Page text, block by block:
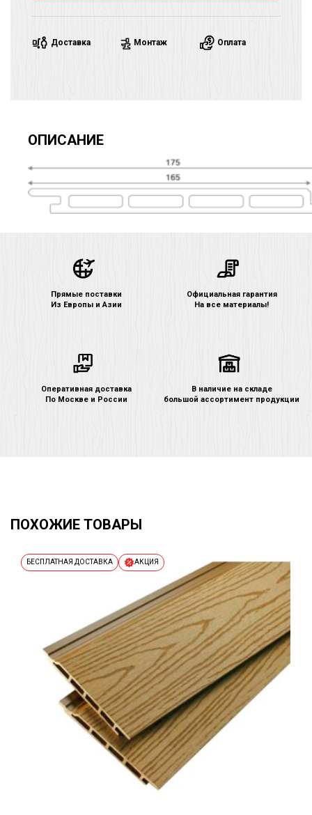
Доставка Монтаж Оплата
ОПИСАНИЕ
Прямые поставки
Из Европы и Азии
Официальная гарантия
На все материалы!
Оперативная доставка
По Москве и России
В наличие на складе
большой ассортимент продукции
ПОХОЖИЕ ТОВАРЫ
БЕСПЛАТНАЯ ДОСТАВКА АКЦИЯ